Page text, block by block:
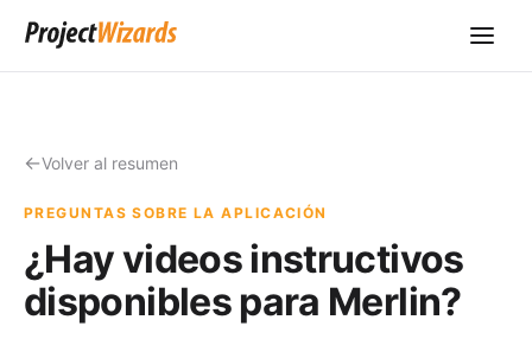
Volver al resumen
PREGUNTAS SOBRE LA APLICACIÓN
¿Hay videos instructivos
disponibles para Merlin?